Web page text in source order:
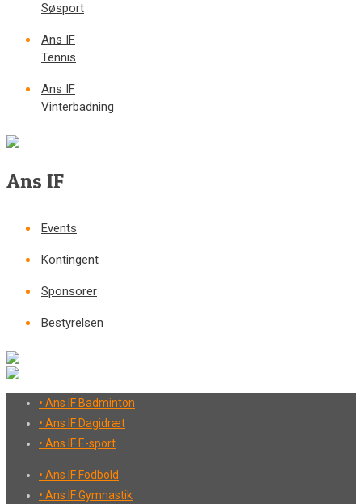
Søsport
Ans IF
Tennis
Ans IF
Vinterbadning
Ans IF
Events
Kontingent
Sponsorer
Bestyrelsen
• Ans IF Badminton
• Ans IF Dagidræt
• Ans IF E-sport
• Ans IF Fodbold
• Ans IF Gymnastik